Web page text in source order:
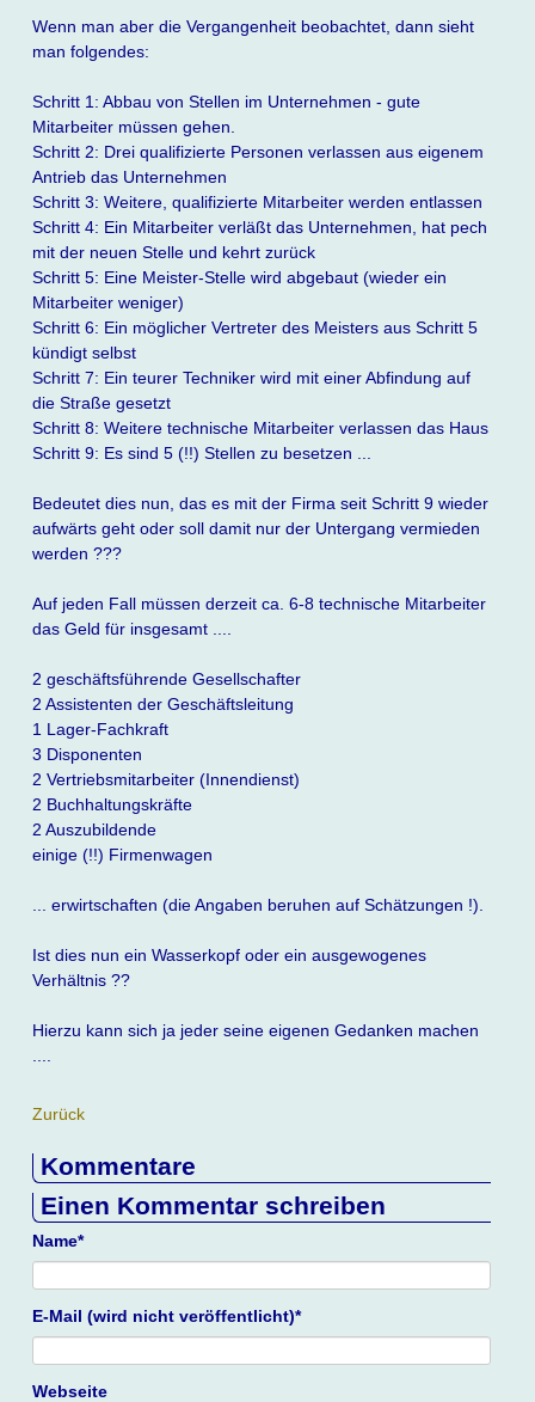
Wenn man aber die Vergangenheit beobachtet, dann sieht
man folgendes:
Schritt 1: Abbau von Stellen im Unternehmen - gute
Mitarbeiter müssen gehen.
Schritt 2: Drei qualifizierte Personen verlassen aus eigenem
Antrieb das Unternehmen
Schritt 3: Weitere, qualifizierte Mitarbeiter werden entlassen
Schritt 4: Ein Mitarbeiter verläßt das Unternehmen, hat pech
mit der neuen Stelle und kehrt zurück
Schritt 5: Eine Meister-Stelle wird abgebaut (wieder ein
Mitarbeiter weniger)
Schritt 6: Ein möglicher Vertreter des Meisters aus Schritt 5
kündigt selbst
Schritt 7: Ein teurer Techniker wird mit einer Abfindung auf
die Straße gesetzt
Schritt 8: Weitere technische Mitarbeiter verlassen das Haus
Schritt 9: Es sind 5 (!!) Stellen zu besetzen ...
Bedeutet dies nun, das es mit der Firma seit Schritt 9 wieder
aufwärts geht oder soll damit nur der Untergang vermieden
werden ???
Auf jeden Fall müssen derzeit ca. 6-8 technische Mitarbeiter
das Geld für insgesamt ....
2 geschäftsführende Gesellschafter
2 Assistenten der Geschäftsleitung
1 Lager-Fachkraft
3 Disponenten
2 Vertriebsmitarbeiter (Innendienst)
2 Buchhaltungskräfte
2 Auszubildende
einige (!!) Firmenwagen
... erwirtschaften (die Angaben beruhen auf Schätzungen !).
Ist dies nun ein Wasserkopf oder ein ausgewogenes
Verhältnis ??
Hierzu kann sich ja jeder seine eigenen Gedanken machen
Zurück
Kommentare
Einen Kommentar schreiben
Pflichtfeld
Name*
Pflichtfeld
E-Mail (wird nicht veröffentlicht)*
Webseite